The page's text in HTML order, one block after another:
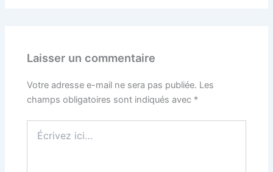
Laisser un commentaire
Votre adresse e-mail ne sera pas publiée. Les
champs obligatoires sont indiqués avec *
ici…